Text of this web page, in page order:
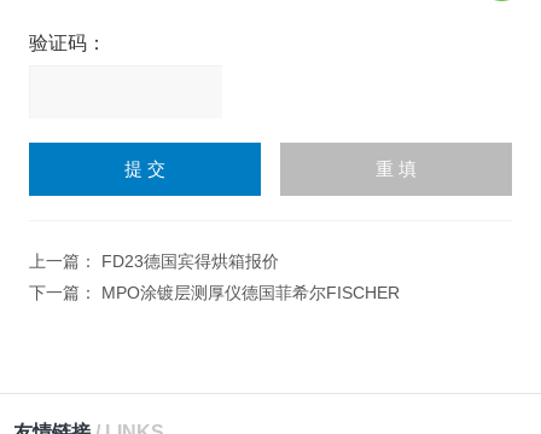
验证码：
上一篇： FD23德国宾得烘箱报价
下一篇： MPO涂镀层测厚仪德国菲希尔FISCHER